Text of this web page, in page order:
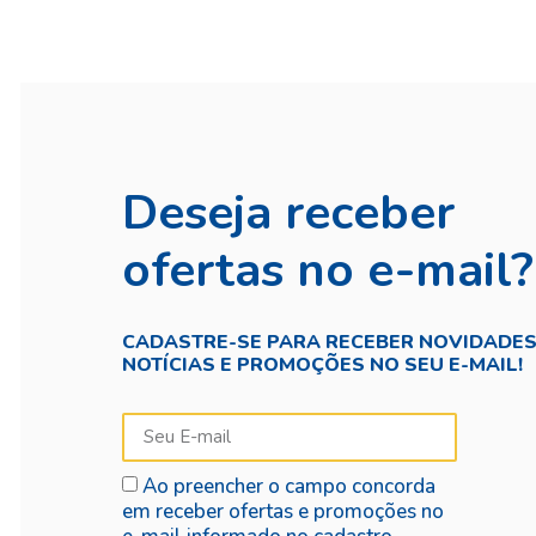
Deseja receber
ofertas no e-mail?
CADASTRE-SE PARA RECEBER
NOTÍCIAS E PROMOÇÕES NO SEU E-MAIL!
Ao preencher o campo concorda
em receber ofertas e promoções no